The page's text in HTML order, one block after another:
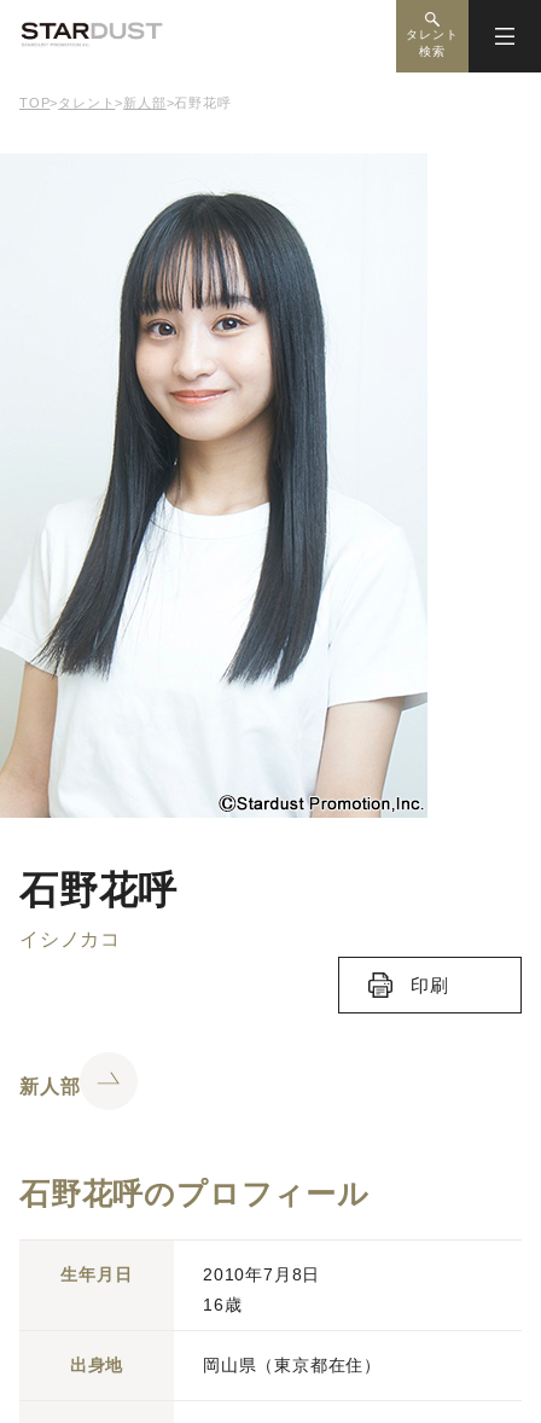
タレント
検索
TOP> タレント>新人部>石野花呼
石野花呼
イシノカコ
印刷
新人部
石野花呼のプロフィール
生年月日
2010年7月8日
16歳
出身地 岡山県（東京都在住）